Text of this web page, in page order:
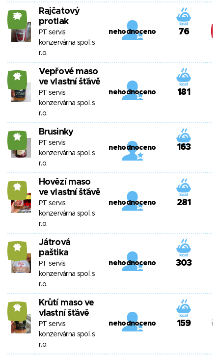
20
Rajčatový
protlak
PT servis
konzervárna spol. s
r.o.
nehodnoceno 76
17
Vepřové maso
ve vlastní šťávě
PT servis
konzervárna spol. s
r.o.
nehodnoceno 181
15 Brusinky
PT servis
konzervárna spol. s
r.o.
nehodnoceno 163
14
Hovězí maso
ve vlastní šťávě
PT servis
konzervárna spol. s
r.o.
nehodnoceno 281
14
Játrová
paštika
PT servis
konzervárna spol. s
r.o.
nehodnoceno 303
12
Krůtí maso ve
vlastní šťávě
PT servis
konzervárna spol. s
r.o.
nehodnoceno 159